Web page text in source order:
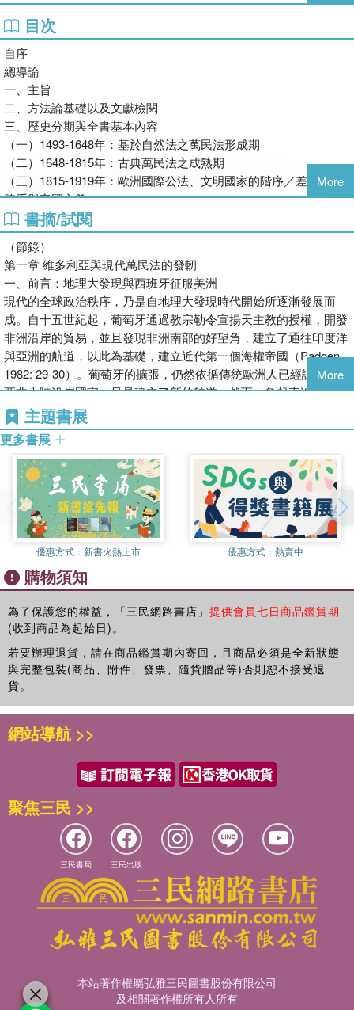
方式。
另一方面，筆者在完稿《探索政治現代性》的階段，便已注意
到國際政治思想論述之重要。原希望參考科塞雷克
（Koselleck, 1988: 41-50）的觀點，在討論霍布斯的「虛擬
國家人格論」（artificial person of the state）以及普芬道夫
的「道德國家人格論」（moral person of the state）後（蕭
高彥，2020: 156-165, 197-208），論述瓦特爾基於這兩位理
論家所發展出的古典萬民法理論。但因完稿時程之緊迫，決定
放棄此章節。而當《探索政治現代性》刊行後，《政治與社會
哲學評論》在新冠肺炎非常嚴峻的時刻，仍組織了一場書評
會，邀請國內相關政治思想研究學者對拙著提出批判性的反
思，包括政治大學政治系周家瑜教授、中央研究院歷史語言研
究所陳正國研究員、中山大學社會學研究所萬毓澤教授、中央
研究院人文社會科學研究中心曾國祥研究員，與中央研究院近
代史研究所潘光哲研究員諸友，提供了基於各自深厚學養的重
要評論。其中，萬毓澤教授指出，政治現代性應可用地理大發
現作為確定的分水嶺，一方面指出該書並未討論西班牙薩拉曼
卡學派反思西班牙「征服」美洲是否具有正當性的重要政治論
述；同時認為從後殖民理論與全球歷史社會學的角度基礎，應
該可以對現代性的「底側」提出進一步的探討（萬毓澤，
2021: 282-286）。萬教授這個批判性意見非常中肯，而筆者
之前已經熟悉阿米蒂奇（2013）討論「思想史的國際轉向」時
所提示的國際政治思想研究取向，可以矯正「脈絡主義」有時
過分偏向某種「方法論的民族主義」（methodological
nationalism）之弊，開始有此書之構想。
二十世紀九○年代初期冷戰結束後，新自由主義者推動的全球
化主導了國際政治經濟秩序。然而二十一世紀隨著中國的「大
國崛起」與「天下」論述，以及美國國際關係學者所提出具針
對性的「修昔底德陷阱」（Thucydides Trap）概念，無一不
反映出當代國際政治理論走向競爭衝突的發展趨勢。而近年來
國際政治方興未艾的貿易戰、科技戰，反映出張忠謀先生所說
的「全球化已死！」而地緣政治衝突當道的政治現實。
因緣際會，2018年起筆者參與曾國祥教授主持的中央研究院主
題計畫「帝國與文明」，有機會和學者定期讀書討論，邀請國
際學者來台交流，發表研討會論文切磋琢磨，受益良多。遂決
定將研究焦點轉向這個新興領域，申請國科會計畫，潛心研讀
原典與相關文獻，撰寫本書。在這樣的歷史時刻，回顧所來
徑，理解國際政治思想與意識形態之歷史發展，應該具有時代
思想研究專題中心」有著第一流的同事、優良的研究環境，以
詮釋觀點在筆者於台灣大學政治學研究所開設的「西洋政治思
想專題」課程中，通過與學生共同研讀與討論原典而發展完
成。這反映了在思想領域中，教學相長是一個顛撲不破的真
理。在撰寫本書的過程中，歷任的國科會研究計畫專任助理學
甫與國維，耐心地配合筆者寫作習慣打字；最後階段則有國維
的排版與校讀，筆者感謝他們的協助。
本書之研究基於執行國科會計畫「現代政治價值的系統論與系
譜學」（NSC 110-2410-H-001-043-MY3）、「從萬民法到
歐洲國際公法：格勞秀斯傳統的形成」（NSC 113-2410-H-
001 -099 -MY3），以及參與中央研究院主題計畫「帝國與文
思、撰寫，所以各章均未曾正式發表於學術期刊，只有陸續在
中央研究院人文社會科學研究中心、政治學研究所、歐美研究
目次
自序
總導論
一、主旨
二、方法論基礎以及文獻檢閱
三、歷史分期與全書基本內容
（一）1493-1648年：基於自然法之萬民法形成期
（二）1648-1815年：古典萬民法之成熟期
（三）1815-1919年：歐洲國際公法、文明國家的階序／差序格局
體系與帝國主義
（四）1919年迄今：普遍主義與霸權理論的二元共構
縮寫表
第一章 維多利亞與現代萬民法的發軔
一、前言：地理大發現與西班牙征服美洲
（一）哥倫布的觀察
（二）西班牙的征服政策
（三）西班牙的政治論述
二、維多利亞與薩拉曼卡學派神學
（一）維多利亞與「決疑論」
（二）「決疑論」的政治義涵
（一）多瑪斯式自然法
（二）維多利亞論萬民法
四、義戰理論與戰爭法
（一）義戰論
（二）戰爭法
（三）戰爭決疑論
五、印地安人的法權議題
（二）神學論爭與亞里斯多德主義
六、「自然之子」：文明教化論與人道干預之雛形
（一）「人道干預」
（二）「文明教化」
七、結語：維多利亞萬民法：中古性或現代性？
第二章 真蒂利：主權、國家理性與萬民法
一、前言：請神學家保持沉默！
二、布丹與阿亞拉：主權概念與戰爭
（一）布丹主權論
（二）阿亞拉戰爭論
三、真蒂利與馬基維利主義
（一）真蒂利論使節
（二）馬基維利主義
（三）塔西佗主義
（四）真蒂利挑戰古典人文主義價值
四、真蒂利的戰爭理論
（一）從義戰到「正規戰爭」
（二）戰爭兩造均有可能為義
（三）戰爭的正義理由
五、真蒂利的戰爭分類
（一）必要性防衛戰爭
（二）效益性防衛戰爭
（三）高尚性防衛戰爭
More
書摘/試閱
（節錄）
第一章 維多利亞與現代萬民法的發軔
一、前言：地理大發現與西班牙征服美洲
現代的全球政治秩序，乃是自地理大發現時代開始所逐漸發展而
成。自十五世紀起，葡萄牙通過教宗勒令宣揚天主教的授權，開發
非洲沿岸的貿易，並且發現非洲南部的好望角，建立了通往印度洋
與亞洲的航道，以此為基礎，建立近代第一個海權帝國（Padgen,
1982: 29-30）。葡萄牙的擴張，仍然依循傳統歐洲人已經認知的歐
亞非大陸沿岸國家，只是建立了新的航道。然而，急起直追的西班
牙，授權哥倫布（Christopher Columbus, 1451-1506）向西方遠航
嘗試開發新的航道，則與之前的地理知識與想像完全不同。在哥倫
布本人認為可以找到直通印度的航行中，意外「發現」了美洲，使
得前此孤立的美洲大陸和島嶼，逐漸進入歐洲人的地理視野，全球
連通成為一個全新的世界。
（一）哥倫布的觀察
哥倫布的航行，受到西班牙王室的授權與贊助（國王亞拉岡的斐迪
南二世（Ferdinand II of Aragon, 1452-1516），與王后卡斯提亞的
伊莎貝拉一世（Isabel I la Católica, 1451-1504）。他們命哥倫布為
「大洋遠征軍司令」（Admiral of the Ocean Sea），並「為所發現
及占領的島嶼和大陸的副王和總督」，甚至恩准這些頭銜可以長子
世襲（哥倫布，2011: 7-8）。哥倫布在1492年8月3日啟航，經由
已被葡萄牙割讓給西班牙的加那利群島向西遠航，歷經千辛萬苦，
在10月11日抵達現今的巴哈馬群島的聖薩爾瓦多島（San
Salvador；當時稱「瓜那哈尼島」〔Guanahani〕）。
哥倫布在航行過程中，撰寫了生動的《航海日記》（哥倫布，
下決心，凡抵達一島，必占領之，惟如此，才談得上占領了所有島
十字架，「以此表示，這裡的土地已屬國王和王后陛下所有，尤其
以此炫耀吾主耶穌和基督教之榮譽」（哥倫布，2011: 104）。在
接待印地安人首領時，則出示刻有西班牙統治者頭像的金幣，以及
皇旗和十字旗，並說明此為世上最為英明的君主，而必須服從（哥
倫布，2011: 116）。
對於當時的美洲印地安人，哥倫布的描述大體是「這裡人溫順，膽
小，赤身裸體，不諳武器，沒有立法。這裡土地極為肥沃，
……」；雖然在同一個脈絡中，他聽聞印地安人說「在很遠的地方
有一種人，獨眼。另有一種人，全嘴。兩種人皆嗜食人肉，這些怪
物凡捉到活人即割下其首級，飲其鮮血」（哥倫布，2011: 61）。
基督教極佳之場域（哥倫布，2011: 67）。當然，更多的文字是描
述他所發現的新大陸，充滿了香料以及大量的黃金（哥倫布，
More
主題書展
更多書展
優惠方式： 新書火熱上市 優惠方式： 熱賣中
購物須知
為了保護您的權益，「三民網路書店」 提供會員七日商品鑑賞期
(收到商品為起始日)。
若要辦理退貨，請在商品鑑賞期內寄回，且商品必須是全新狀態
與完整包裝(商品、附件、發票、隨貨贈品等)否則恕不接受退
貨。
網站導航 >>
聚焦三民 >>
三民書局 三民出版
本站著作權屬弘雅三民圖書股份有限公司
及相關著作權所有人所有